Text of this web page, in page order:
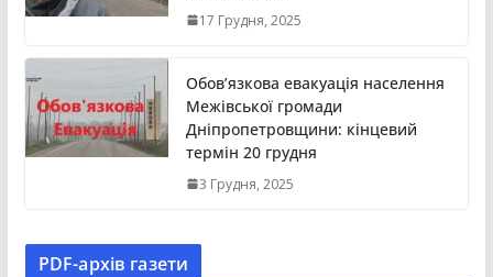
17 Грудня, 2025
Обов’язкова евакуація населення
Межівської громади
Дніпропетровщини: кінцевий
термін 20 грудня
3 Грудня, 2025
PDF-aрхів газети